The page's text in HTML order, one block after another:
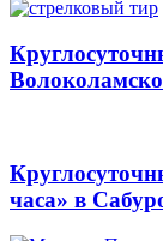
часа» в